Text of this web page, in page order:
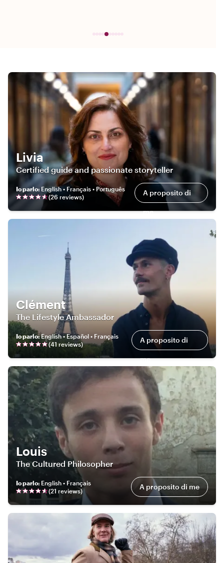
Livia
Certified guide and passionate storyteller
Io parlo: English • Français • Português
(26 reviews) A proposito di
me
Clément
The Lifestyle Ambassador
Io parlo:English • Español • Français
(41 reviews) A proposito di
me
Louis
The Cultured Philosopher
Io parlo: English • Français
(21 reviews) A proposito di me